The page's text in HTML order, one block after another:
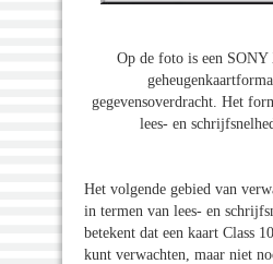
Op de foto is een SONY
gegevensoverdracht. Het
lees- en
Het volgende gebied van
in termen van lees- en
betekent dat een kaart Class
kunt verwachten, maar niet